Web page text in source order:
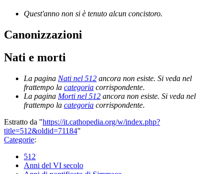
Quest'anno non si è tenuto alcun concistoro.
Canonizzazioni
Nati e morti
La pagina Nati nel 512 ancora non esiste. Si veda nel
frattempo la categoria corrispondente.
La pagina Morti nel 512 ancora non esiste. Si veda nel
frattempo la categoria corrispondente.
Estratto da "https://it.cathopedia.org/w/index.php?
title=512&oldid=71184"
Categorie:
512
Anni del VI secolo